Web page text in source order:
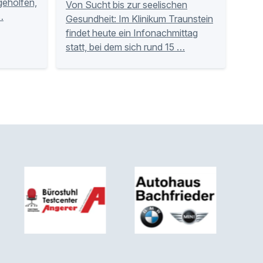
Von Sucht bis zur seelischen
Gesundheit: Im Klinikum Traunstein
findet heute ein Infonachmittag
statt, bei dem sich rund 15 …